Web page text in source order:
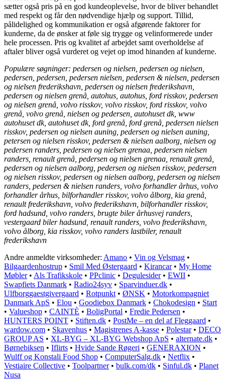
sætter også pris på en god kundeoplevelse, hvor de bliver behandlet
med respekt og får den nødvendige hjælp og support. Tillid,
pålidelighed og kommunikation er også afgørende faktorer for
kunderne, da de ønsker at føle sig trygge og velinformerede under
hele processen. Pris og kvalitet af arbejdet samt overholdelse af
aftaler bliver også vurderet og vejet op imod hinanden af kunderne.
Populære søgninger: pedersen og nielsen, pedersen og nielsen,
pedersen, pedersen, pedersen nielsen, pedersen & nielsen, pedersen
og nielsen frederikshavn, pedersen og nielsen frederikshavn,
pedersen og nielsen grenå, autohus, autohus, ford risskov, pedersen
og nielsen grenå, volvo risskov, volvo risskov, ford risskov, volvo
grenå, volvo grenå, nielsen og pedersen, autohuset dk, www
autohuset dk, autohuset dk, ford grenå, ford grenå, pedersen nielsen
risskov, pedersen og nielsen auning, pedersen og nielsen auning,
petersen og nielsen risskov, pedersen & nielsen aalborg, nielsen og
pedersen randers, pedersen og nielsen grenaa, pedersen nielsen
randers, renault grenå, pedersen og nielsen grenaa, renault grenå,
pedersen og nielsen aalborg, pedersen og nielsen risskov, pedersen
og nielsen risskov, pedersen og nielsen aalborg, pedersen og nielsen
randers, pedersen & nielsen randers, volvo forhandler århus, volvo
forhandler århus, bilforhandler risskov, volvo ålborg, kia grenå,
renault frederikshavn, volvo frederikshavn, bilforhandler risskov,
ford hadsund, volvo randers, brugte biler århusvej randers,
vestergaard biler hadsund, renault randers, volvo frederikshavn,
volvo ålborg, kia risskov, volvo randers lastbiler, renault
frederikshavn
Andre anmeldte virksomheder: Amano • Vin og Velsmag •
Bilgaardenhostrup • Smil Med Østergaard • Kirancar• My Home
Møbler• Als Trafikskole • PPclinic • Degulesider• EWII •
Swapfiets Danmark • Radio24syv • Sparvinduer.dk •
Ulfborggaestgivergaard • Rotpunkt • ØNSK • Motorkompagniet
Danmark ApS • Elou • Goodiebox Danmark • Chokodesign • Start
• Valueshop • CAINTÈ • BoligPortal • Fredie Pedersen •
HUNTERS POINT • Stiften.dk • PostMe – en del af Fleggaard •
wardow.com • Skavenhus • Magistrenes A-kasse • Polestar• DECO
GROUP AS • XL-BYG – XL-BYG Webshop ApS • alternate.dk •
Børnebiksen • Iflirts • Hvide Sande Røgeri • GENERAXION •
Wulff og Konstali Food Shop • ComputerSalg.dk • Netflix •
Vestiaire Collective • Toolpartner• bulk.com/dk • Sinful.dk • Planet
Nusa